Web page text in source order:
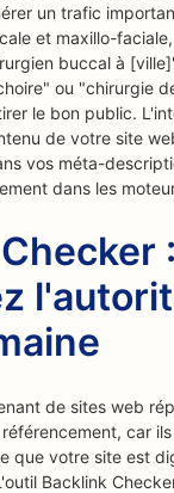
un trafic
et maxillo-
buccal à
ou "chirurgie
le bon public.
de votre site
vos méta-
dans les
:
de sites web
car
que votre site est
Backlink